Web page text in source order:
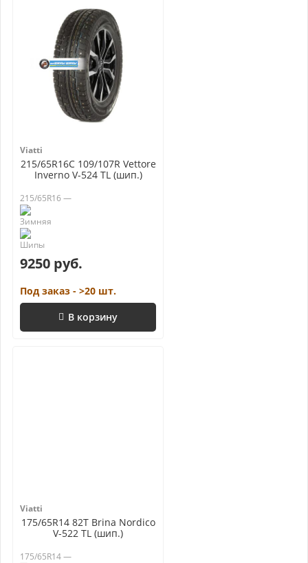
Viatti
215/65R16C 109/107R Vettore
Inverno V-524 TL (шип.)
215/65R16 —
9250 руб.
Под заказ - >20 шт.
В корзину
Viatti
175/65R14 82T Brina Nordico
V-522 TL (шип.)
175/65R14 —